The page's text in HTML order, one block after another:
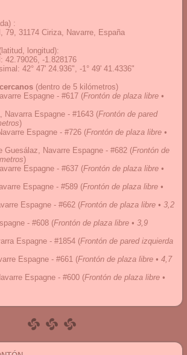
:
79, 31174 Ciriza, Navarre, España
(latitud, longitud):
: 42.79026, -1.828176
: 42° 47' 24.936", -1° 49' 41.4336"
(dentro de 5 kilómetros)
Espagne - #617 (Frontón de plaza libre •
Navarra Espagne - #1643 (Frontón de pared
)
Espagne - #726 (Frontón de plaza libre •
Guesálaz, Navarre Espagne - #682 (Frontón de
)
Espagne - #637 (Frontón de plaza libre •
Espagne - #589 (Frontón de plaza libre •
Espagne - #662 (Frontón de plaza libre • 3,2
- #608 (Frontón de plaza libre • 3,9
Espagne - #1854 (Frontón de pared izquierda
Espagne - #661 (Frontón de plaza libre • 4,7
Espagne - #600 (Frontón de plaza libre •